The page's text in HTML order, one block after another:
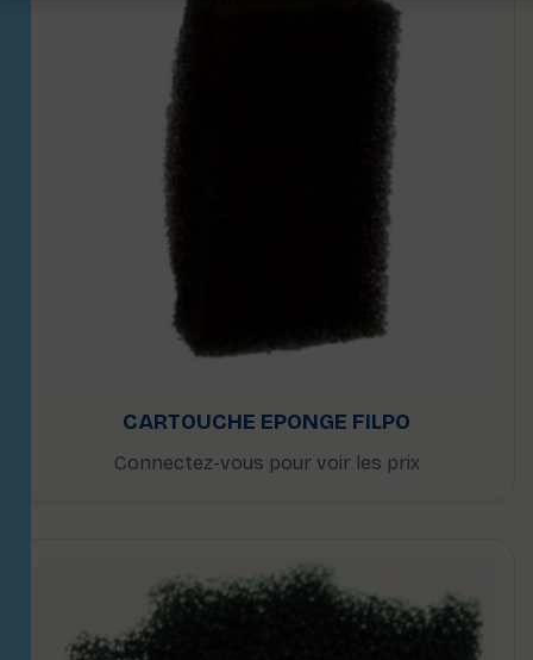
CARTOUCHE EPONGE FILPO
Connectez-vous pour voir les prix